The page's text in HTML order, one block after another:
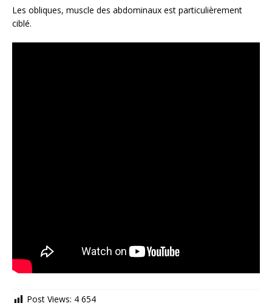
Les obliques, muscle des abdominaux est particulièrement
ciblé.
Post Views: 4 654